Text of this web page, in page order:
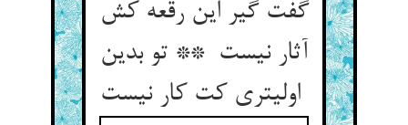
گفت گیر این رقعه کش
آثار نیست ** تو بدین